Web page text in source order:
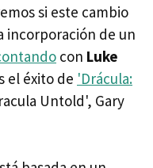
si este cambio
incorporación de un
con Luke
el éxito de 'Drácula:
Untold', Gary